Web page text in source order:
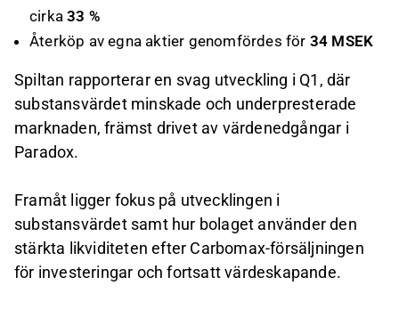
cirka33 %
Återköp av egna aktier genomfördes för 34 MSEK
Spiltan rapporterar en svag utveckling i Q1, där
substansvärdet minskade och underpresterade
marknaden, främst drivet av värdenedgångar i
Paradox.
Framåt ligger fokus på utvecklingen i
substansvärdet samt hur bolaget använder den
stärkta likviditeten efter Carbomax-försäljningen
för investeringar och fortsatt värdeskapande.